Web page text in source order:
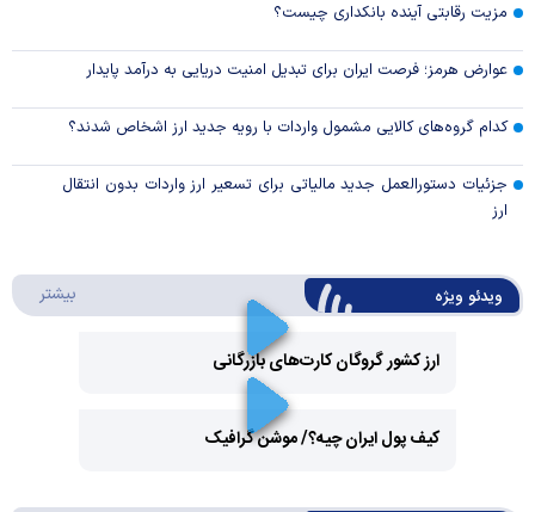
مزیت رقابتی آینده بانکداری چیست؟
عوارض هرمز؛ فرصت ایران برای تبدیل امنیت دریایی به درآمد پایدار
کدام گروه‌های کالایی مشمول واردات با رویه جدید ارز اشخاص شدند؟
جزئیات دستورالعمل جدید مالیاتی برای تسعیر ارز واردات بدون انتقال
ارز
ویدئو ویژه بیشتر
ارز کشور گروگان کارت‌های بازرگانی
کیف پول ایران چیه؟/ موشن گرافیک